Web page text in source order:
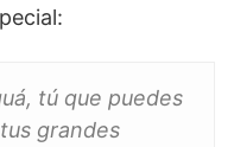
tú que puedes
grandes